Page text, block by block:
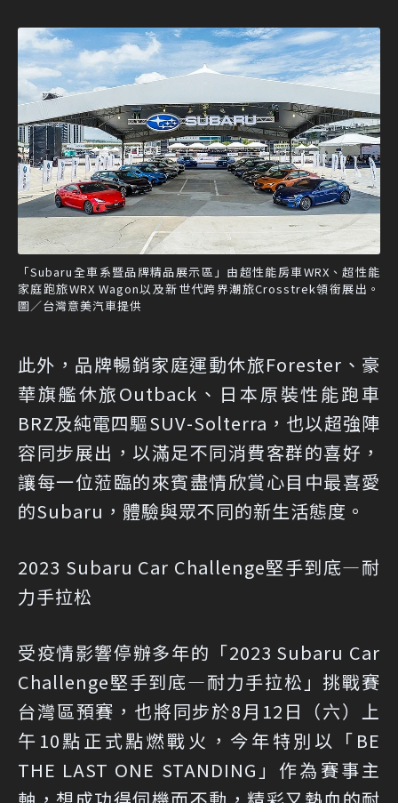
「Subaru全車系暨品牌精品展示區」由超性能房車WRX、超性能
家庭跑旅WRX Wagon以及新世代跨界潮旅Crosstrek領銜展出。
圖／台灣意美汽車提供
此外，品牌暢銷家庭運動休旅Forester、豪
華旗艦休旅Outback、日本原裝性能跑車
BRZ及純電四驅SUV-Solterra，也以超強陣
容同步展出，以滿足不同消費客群的喜好，
讓每一位蒞臨的來賓盡情欣賞心目中最喜愛
的Subaru，體驗與眾不同的新生活態度。
2023 Subaru Car Challenge堅手到底—耐
力手拉松
受疫情影響停辦多年的「2023 Subaru Car
Challenge堅手到底—耐力手拉松」挑戰賽
台灣區預賽，也將同步於8月12日（六）上
午10點正式點燃戰火，今年特別以「BE
THE LAST ONE STANDING」作為賽事主